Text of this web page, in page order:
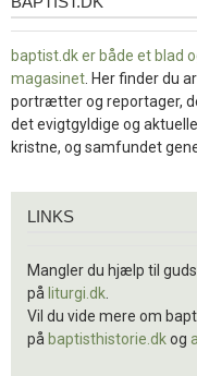
baptist.dk er både et blad
magasinet . Her finder du
portrætter og reportager,
det evigtgyldige og
kristne, og samfundet
LINKS
Mangler du hjælp til
på liturgi.dk
Vil du vide mere om
på baptisthistorie.dkog